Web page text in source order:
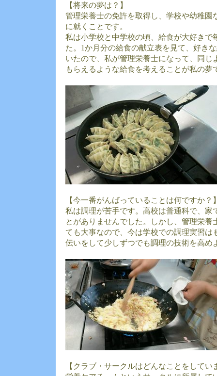
【将来の夢は？】
管理栄養士の免許を取得し、学校や幼稚園
に就くことです。
私は小学校と中学校の頃、給食が大好きで
た。1か月分の給食の献立表を見て、好き
いたので、私が管理栄養士になって、同じ
もらえるような給食を考えることが私の夢
【今一番がんばっていることは何ですか？
私は調理が苦手です。高校は普通科で、家
とがありませんでした。しかし、管理栄養
ても大事なので、今は学校での調理実習は
伝いをして少しずつでも調理の技術を高め
【クラブ・サークルはどんなことをしてい